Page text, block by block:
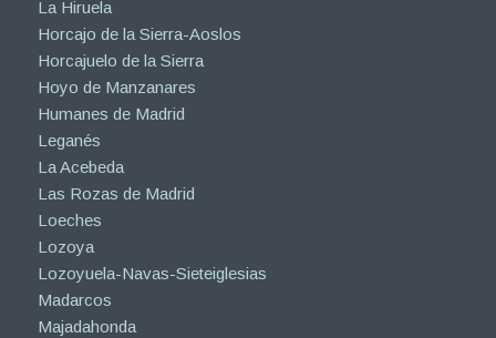
La Hiruela
Horcajo de la Sierra-Aoslos
Horcajuelo de la Sierra
Hoyo de Manzanares
Humanes de Madrid
Leganés
La Acebeda
Las Rozas de Madrid
Loeches
Lozoya
Lozoyuela-Navas-Sieteiglesias
Madarcos
Majadahonda